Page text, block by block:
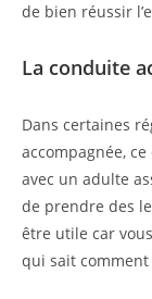
de bien réussir
La conduite
Dans certaines
accompagnée,
avec un adulte
de prendre des
être utile car
qui sait